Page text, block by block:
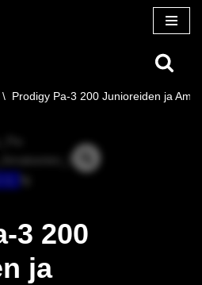
\ Prodigy Pa-3 200 Junioreiden ja
3 200
ja